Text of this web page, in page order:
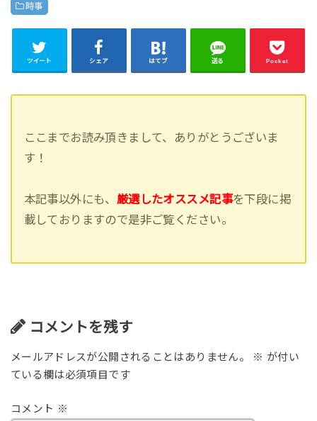
時事
ツイート シェア はてブ 送る Pocket
ここまでお読み頂きまして、ありがとうございま
す！
本記事以外にも、 厳選したオススメ記事を下段に掲
載しておりますので是非ご覧ください。
コメントを残す
メールアドレスが公開されることはありません。 ※ が付い
ている欄は必須項目です
コメント ※